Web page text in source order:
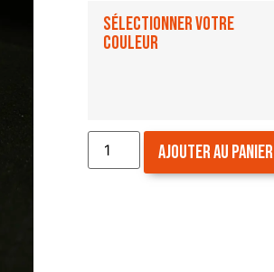
Sélectionner votre
couleur
Ajouter au panier